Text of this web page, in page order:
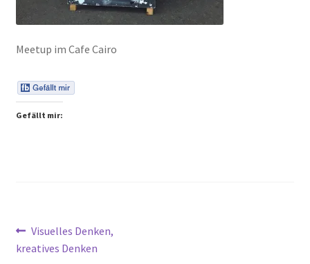
Peps Gedanken
Talks & Tratsch
Alle Beiträge:
Meetup im Cafe Cairo
Gefällt mir:
Beitragsnavigation
Vorheriger
Beitrag:
Visuelles Denken,
kreatives Denken